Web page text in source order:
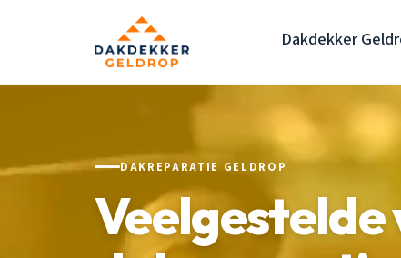
Dakdekker
DAKREPARATIE GELDROP